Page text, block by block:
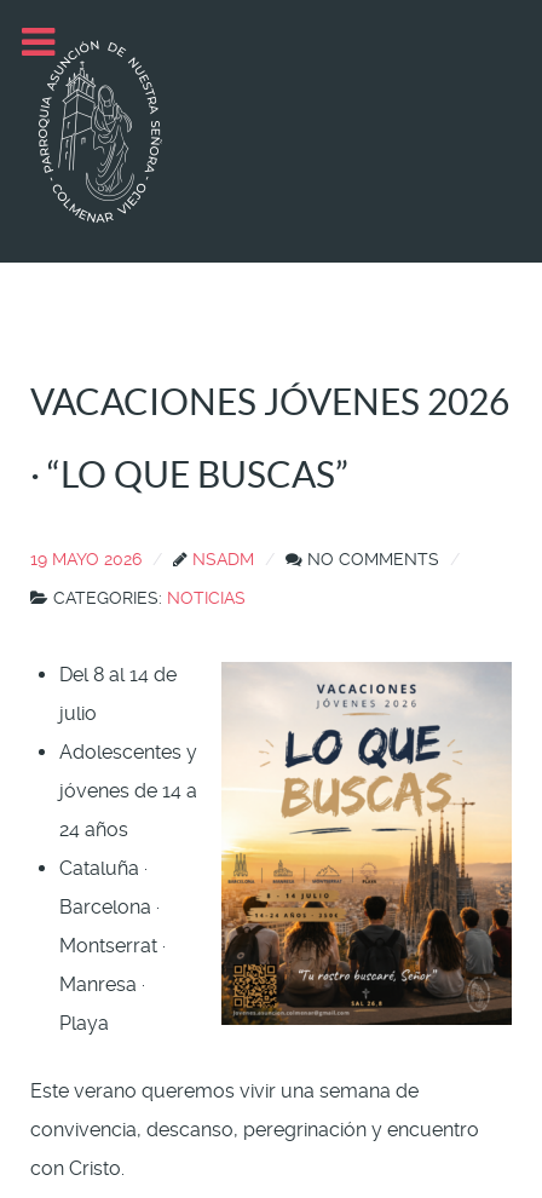
VACACIONES JÓVENES 2026
· “LO QUE BUSCAS”
19 MAYO 2026 NSADM
NO COMMENTS
CATEGORIES: NOTICIAS
Del 8 al 14 de
julio
Adolescentes y
jóvenes de 14 a
24 años
Cataluña ·
Barcelona ·
Montserrat ·
Manresa ·
Playa
Este verano queremos vivir una semana de
convivencia, descanso, peregrinación y encuentro
con Cristo.